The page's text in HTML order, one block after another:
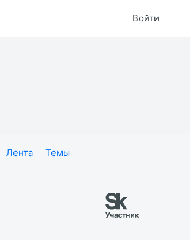
Войти
Лента
Темы